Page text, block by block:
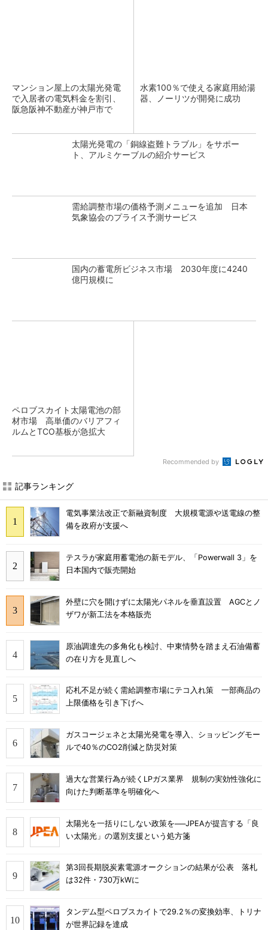
マンション屋上の太陽光発電
で入居者の電気料金を割引、
阪急阪神不動産が神戸市で
水素100％で使える家庭用給湯
器、ノーリツが開発に成功
太陽光発電の「銅線盗難トラブル」をサポー
ト、アルミケーブルの紹介サービス
需給調整市場の価格予測メニューを追加 日本
気象協会のプライス予測サービス
国内の蓄電所ビジネス市場 2030年度に4240
億円規模に
ペロブスカイト太陽電池の部
材市場 高単価のバリアフィ
ルムとTCO基板が急拡大
Recommended by
記事ランキング
電気事業法改正で新融資制度 大規模電源や送電線の整
備を政府が支援へ
テスラが家庭用蓄電池の新モデル、「Powerwall 3」を
日本国内で販売開始
外壁に穴を開けずに太陽光パネルを垂直設置 AGCとノ
ザワが新工法を本格販売
原油調達先の多角化も検討、中東情勢を踏まえ石油備蓄
の在り方を見直しへ
応札不足が続く需給調整市場にテコ入れ策 一部商品の
上限価格を引き下げへ
ガスコージェネと太陽光発電を導入、ショッピングモー
ルで40％のCO2削減と防災対策
過大な営業行為が続くLPガス業界 規制の実効性強化に
向けた判断基準を明確化へ
太陽光を一括りにしない政策を──JPEAが提言する「良
い太陽光」の選別支援という処方箋
第3回長期脱炭素電源オークションの結果が公表 落札
は32件・730万kWに
タンデム型ペロブスカイトで29.2％の変換効率、トリナ
が世界記録を達成